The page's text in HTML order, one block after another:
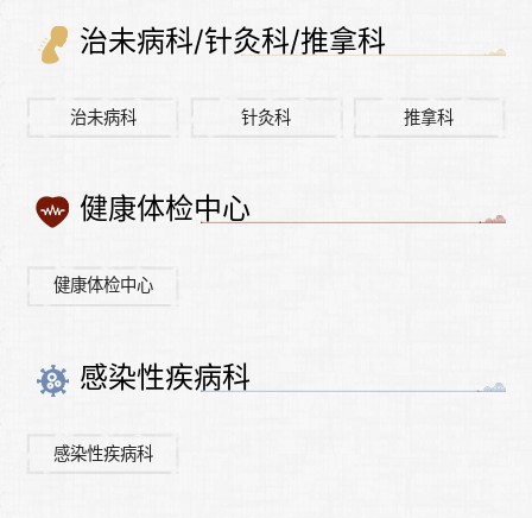
治未病科/针灸科/推拿科
治未病科 针灸科 推拿科
健康体检中心
健康体检中心
感染性疾病科
感染性疾病科